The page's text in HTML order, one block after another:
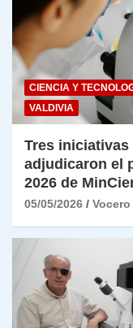
CIENCIA Y
VALDIVIA
Tres iniciativas
adjudicaron el
2026 de
05/05/2026